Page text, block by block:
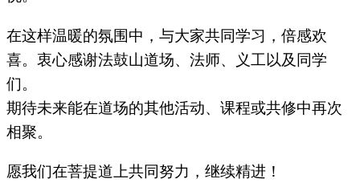
在这样温暖的氛围中，与大家共同学习，倍感欢
喜。衷心感谢法鼓山道场、法师、义工以及同学
们。
期待未来能在道场的其他活动、课程或共修中再次
相聚。
愿我们在菩提道上共同努力，继续精进！